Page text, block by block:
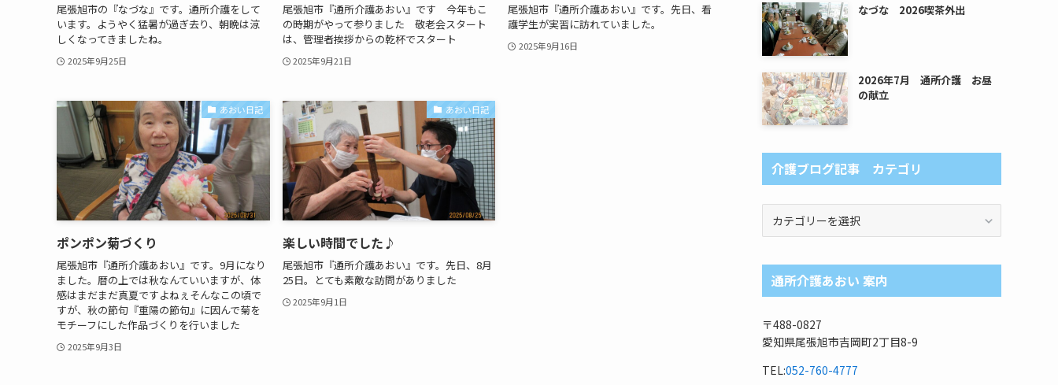
尾張旭市の『なづな』です。通所介護をして
います。ようやく猛暑が過ぎ去り、朝晩は涼
しくなってきましたね。
2025年9月25日
尾張旭市『通所介護あおい』です 今年もこ
の時期がやって参りました 敬老会スタート
は、管理者挨拶からの乾杯でスタート
2025年9月21日
尾張旭市『通所介護あおい』です。先日、看
護学生が実習に訪れていました。
2025年9月16日
あおい日記
ポンポン菊づくり
尾張旭市『通所介護あおい』です。9月になり
ました。暦の上では秋なんていいますが、体
感はまだまだ真夏ですよねぇそんなこの頃で
すが、秋の節句『重陽の節句』に因んで菊を
モチーフにした作品づくりを行いました
2025年9月3日
あおい日記
楽しい時間でした♪
尾張旭市『通所介護あおい』です。先日、8月
25日。とても素敵な訪問がありました
2025年9月1日
なづな 2026喫茶外出
2026年7月 通所介護 お昼
の献立
介護ブログ記事 カテゴリ
ロ
グ
記
カ
テ
ゴ
通所介護あおい 案内
〒488-0827
愛知県尾張旭市吉岡町2丁目8-9
TEL:052-760-4777